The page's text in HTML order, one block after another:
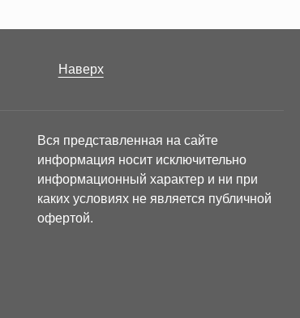
Наверх
Вся представленная на сайте
информация носит исключительно
информационный характер и ни при
каких условиях не является публичной
офертой.